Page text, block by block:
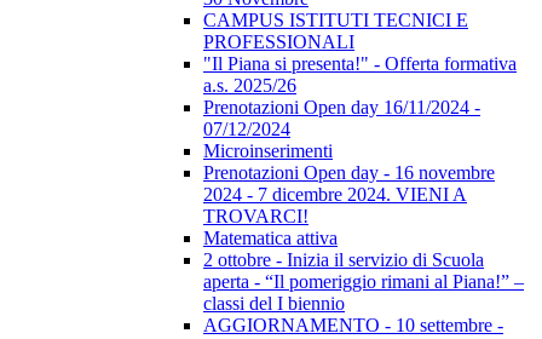
CAMPUS ISTITUTI TECNICI E
PROFESSIONALI
"Il Piana si presenta!" - Offerta formativa
a.s. 2025/26
Prenotazioni Open day 16/11/2024 -
07/12/2024
Microinserimenti
Prenotazioni Open day - 16 novembre
2024 - 7 dicembre 2024. VIENI A
TROVARCI!
Matematica attiva
2 ottobre - Inizia il servizio di Scuola
aperta - “Il pomeriggio rimani al Piana!” –
classi del I biennio
AGGIORNAMENTO - 10 settembre -